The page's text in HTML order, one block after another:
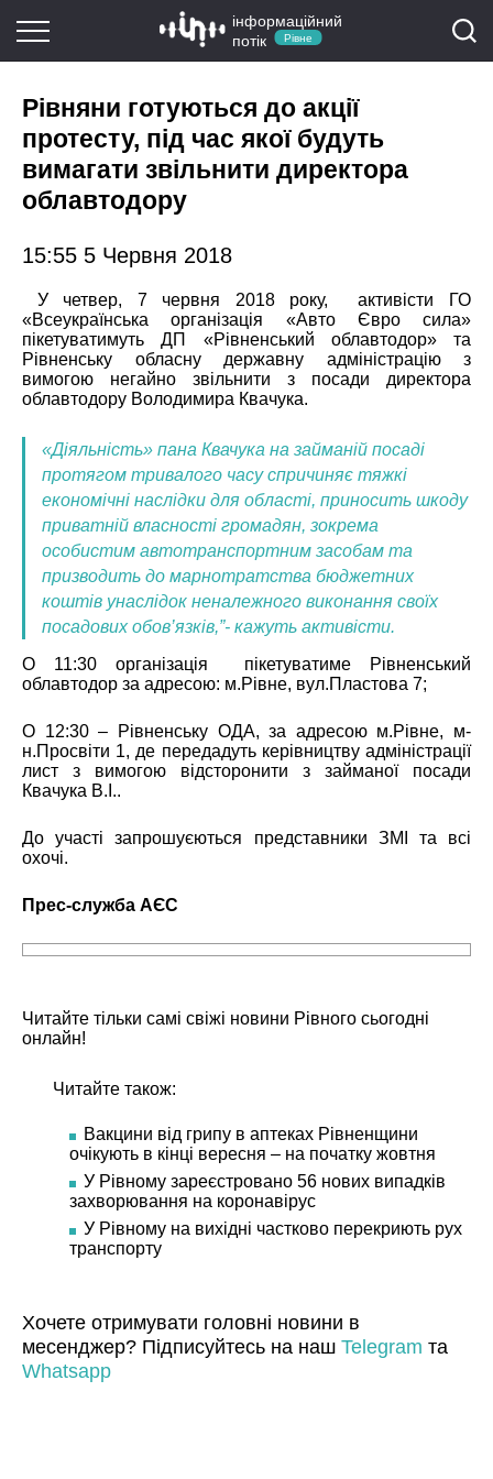
інформаційний
потік
Рівне
Рівняни готуються до акції
протесту, під час якої будуть
вимагати звільнити директора
облавтодору
15:55 5 Червня 2018
У четвер, 7 червня 2018 року, активісти ГО
«Всеукраїнська організація «Авто Євро сила»
пікетуватимуть ДП «Рівненський облавтодор» та
Рівненську обласну державну адміністрацію з
вимогою негайно звільнити з посади директора
облавтодору Володимира Квачука.
«Діяльність» пана Квачука на займаній посаді
протягом тривалого часу спричиняє тяжкі
економічні наслідки для області, приносить шкоду
приватній власності громадян, зокрема
особистим автотранспортним засобам та
призводить до марнотратства бюджетних
коштів унаслідок неналежного виконання своїх
посадових обов’язків,”- кажуть активісти.
О 11:30 організація пікетуватиме Рівненський
облавтодор за адресою: м.Рівне, вул.Пластова 7;
О 12:30 – Рівненську ОДА, за адресою м.Рівне, м-
н.Просвіти 1, де передадуть керівництву адміністрації
лист з вимогою відсторонити з займаної посади
Квачука В.І..
До участі запрошуєються представники ЗМІ та всі
охочі.
Прес-служба АЄС
Читайте тільки самі свіжі новини Рівного сьогодні
онлайн!
Читайте також:
Вакцини від грипу в аптеках Рівненщини
очікують в кінці вересня – на початку жовтня
У Рівному зареєстровано 56 нових випадків
захворювання на коронавірус
У Рівному на вихідні частково перекриють рух
транспорту
Хочете отримувати головні новини в
месенджер? Підписуйтесь на наш Telegram та
Whatsapp